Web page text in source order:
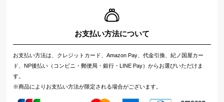
お支払い方法について
お支払い方法は、クレジットカード、Amazon Pay、代金引換、紀ノ国屋カー
ド、NP後払い（コンビニ・郵便局・銀行・LINE Pay）からお選びいただけま
す。
※商品によりお支払い方法が限定される場合がございます。